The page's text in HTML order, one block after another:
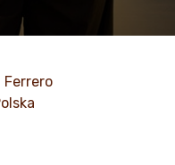
miliony ludzi na całym
Ferrero